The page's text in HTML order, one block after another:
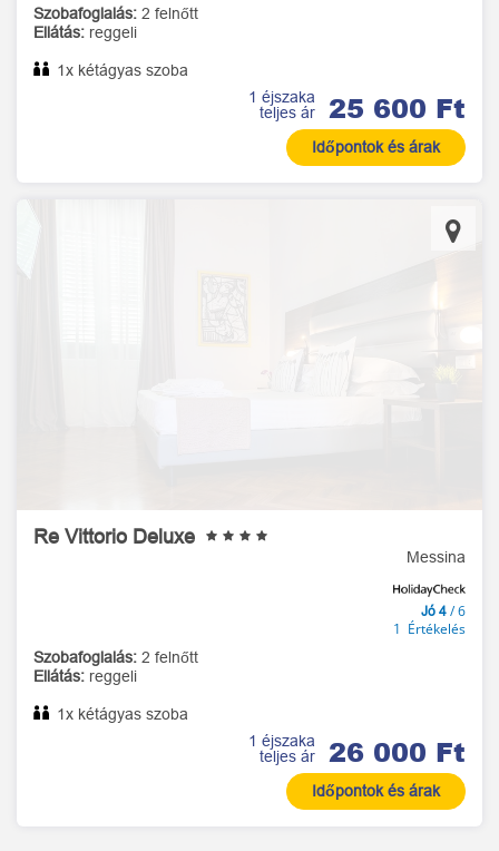
Szobafoglalás: 2 felnőtt
Ellátás: reggeli
1x kétágyas szoba
1 éjszaka
teljes ár
25 600 Ft
Időpontok és árak
Re Vittorio Deluxe
Messina
Jó 4 / 6
1 Értékelés
Szobafoglalás: 2 felnőtt
Ellátás: reggeli
1x kétágyas szoba
1 éjszaka
teljes ár
26 000 Ft
Időpontok és árak